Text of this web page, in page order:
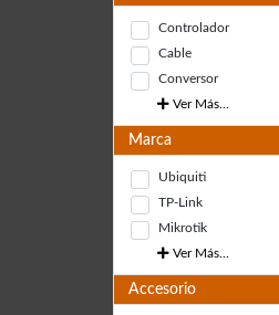
Controlador
Cable
Conversor
Ver Más...
Marca
Ubiquiti
TP-Link
Mikrotik
Ver Más...
Accesorio